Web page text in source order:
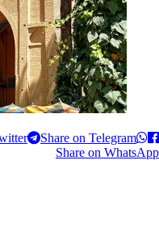
Share on Telegram
Share on WhatsApp